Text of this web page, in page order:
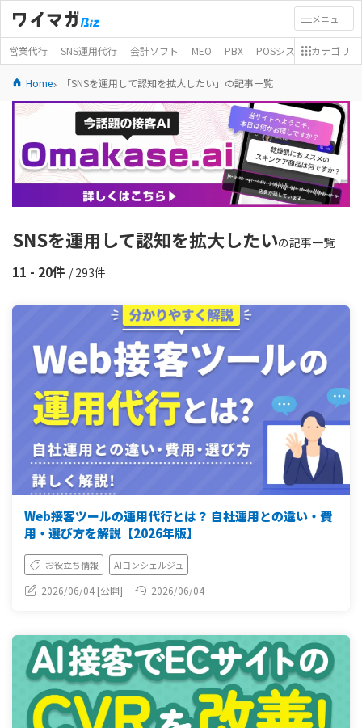
メニュー
営業代行 SNS運用代行 会計ソフト MEO PBX POSシステム モバイ
カテゴリ
Home 「SNSを運用して認知を拡大したい」の記事一覧
SNSを運用して認知を拡大したいの記事一覧
11 - 20件 / 293件
Web接客ツールの運用代行とは？ 自社運用との違い・費
用・選び方を解説【2026年版】
お役立ち情報 AIコンシェルジュ
2026/06/04 [公開] 2026/06/04